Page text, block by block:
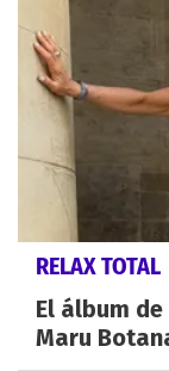
RELAX TOTAL
El álbum
Maru